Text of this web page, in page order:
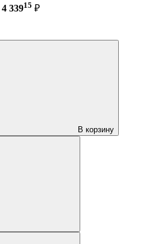
4 33915 ₽
В корзину